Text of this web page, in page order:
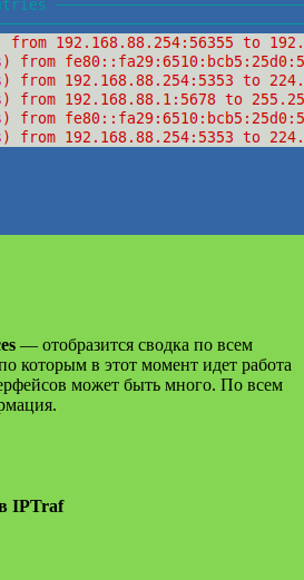
— отобразится сводка по всем
которым в этот момент идет работа
может быть много. По всем
IPTraf